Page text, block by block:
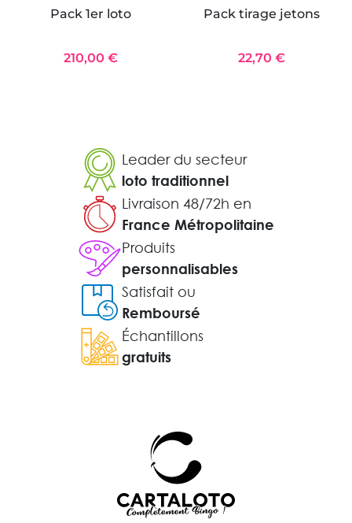
Pack 1er loto
210,00 €
Pack tirage jetons
22,70 €
Leader du secteur
loto traditionnel
Livraison 48/72h en
France Métropolitaine
Produits
personnalisables
Satisfait ou
Remboursé
Échantillons
gratuits